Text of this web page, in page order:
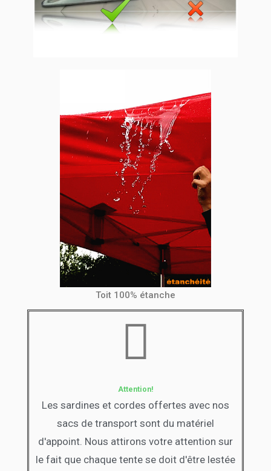
Toit 100% étanche
Attention!
Les sardines et cordes offertes avec nos
sacs de transport sont du matériel
d'appoint. Nous attirons votre attention sur
le fait que chaque tente se doit d'être lestée